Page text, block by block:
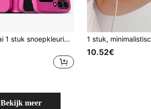
keshengtai 1 stuk snoepkleurige telefoonhoes met scharnier en volledige dekking, compatibel met Samsung Galaxy Z Flip8 7 7FE 6 5 4 3 5G
10.52€
Bekijk meer